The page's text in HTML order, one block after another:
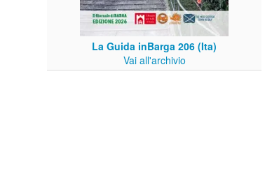
La Guida inBarga 206 (Ita)
Vai all'archivio